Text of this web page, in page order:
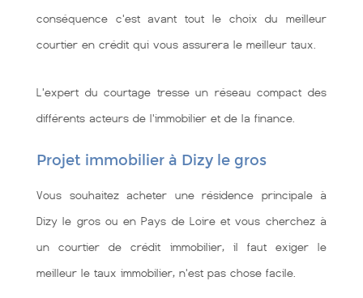
conséquence c'est avant tout le choix du meilleur
courtier en crédit qui vous assurera le meilleur taux.
L'expert du courtage tresse un réseau compact des
différents acteurs de l'immobilier et de la finance.
Projet immobilier à Dizy le gros
Vous souhaitez acheter une résidence principale à
Dizy le gros ou en Pays de Loire et vous cherchez à
un courtier de crédit immobilier, il faut exiger le
meilleur le taux immobilier, n'est pas chose facile.